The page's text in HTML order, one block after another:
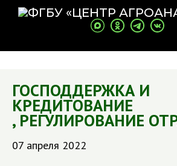
ГОСПОДДЕРЖКА И
КРЕДИТОВАНИЕ
, РЕГУЛИРОВАНИЕ
07 апреля 2022